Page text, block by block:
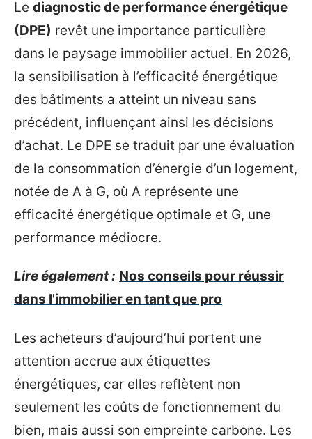
Le diagnostic de performance énergétique
(DPE) revêt une importance particulière
dans le paysage immobilier actuel. En 2026,
la sensibilisation à l’efficacité énergétique
des bâtiments a atteint un niveau sans
précédent, influençant ainsi les décisions
d’achat. Le DPE se traduit par une évaluation
de la consommation d’énergie d’un logement,
notée de A à G, où A représente une
efficacité énergétique optimale et G, une
performance médiocre.
Lire également : Nos conseils pour réussir
dans l'immobilier en tant que pro
Les acheteurs d’aujourd’hui portent une
attention accrue aux étiquettes
énergétiques, car elles reflètent non
seulement les coûts de fonctionnement du
bien, mais aussi son empreinte carbone. Les